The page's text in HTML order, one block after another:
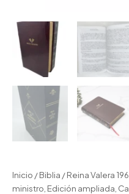
Inicio /Biblia /Reina Valera
ministro, Edición ampliada,